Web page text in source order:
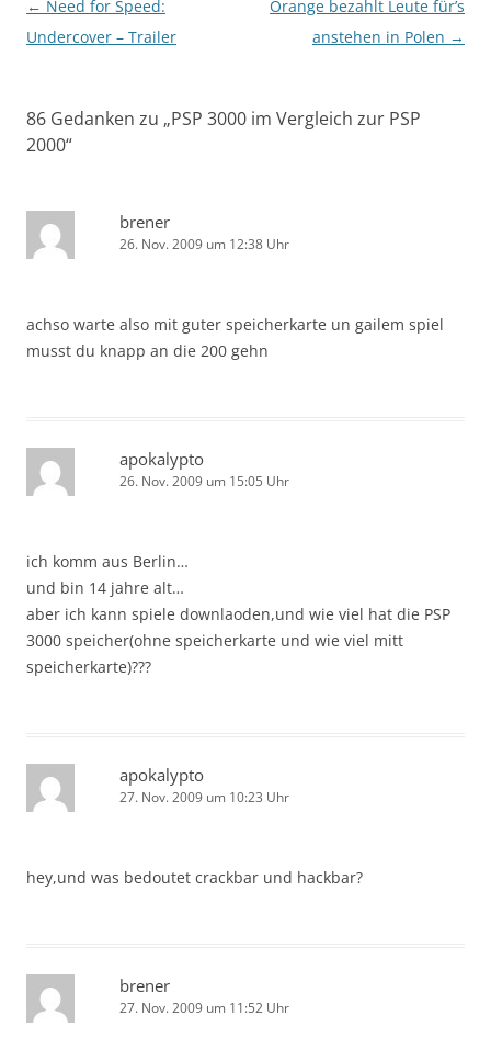
Beitragsnavigation
← Need for Speed:
Undercover – Trailer
Orange bezahlt Leute für’s
anstehen in Polen →
86 Gedanken zu „PSP 3000 im Vergleich zur PSP
2000“
brener
26. Nov. 2009 um 12:38 Uhr
achso warte also mit guter speicherkarte un gailem spiel
musst du knapp an die 200 gehn
apokalypto
26. Nov. 2009 um 15:05 Uhr
ich komm aus Berlin…
und bin 14 jahre alt…
aber ich kann spiele downlaoden,und wie viel hat die PSP
3000 speicher(ohne speicherkarte und wie viel mitt
speicherkarte)???
apokalypto
27. Nov. 2009 um 10:23 Uhr
hey,und was bedoutet crackbar und hackbar?
brener
27. Nov. 2009 um 11:52 Uhr